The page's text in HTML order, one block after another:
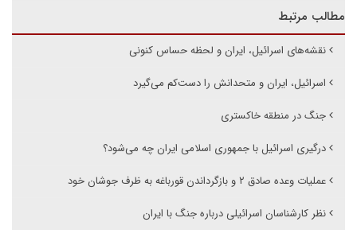
مطالب مرتبط
نقشه‌های اسرائیل، ایران و لحظه حساس کنونی
اسرائیل، ایران و متحدانش را دست‌کم می‌گیرد
جنگ در منطقه خاکستری
درگیری اسرائیل با جمهوری اسلامی ایران چه می‌شود؟
عملیات وعده صادق ۲ و بازگرداندن قورباغه به ظرف جوشان خود
نظر کارشناسان اسرائیلی درباره جنگ با ایران